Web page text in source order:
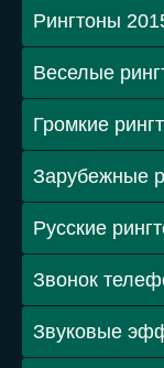
Рингтоны
Веселые
Громкие
Зарубежные
Русские
Звонок
Звуковые